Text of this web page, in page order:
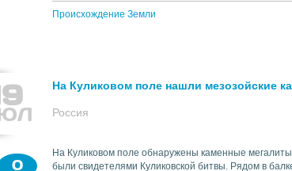
Происхождение Земли
На Куликовом поле нашли мезозойские
Россия
0
На Куликовом поле обнаружены каменные
были свидетелями Куликовской битвы. Рядом в